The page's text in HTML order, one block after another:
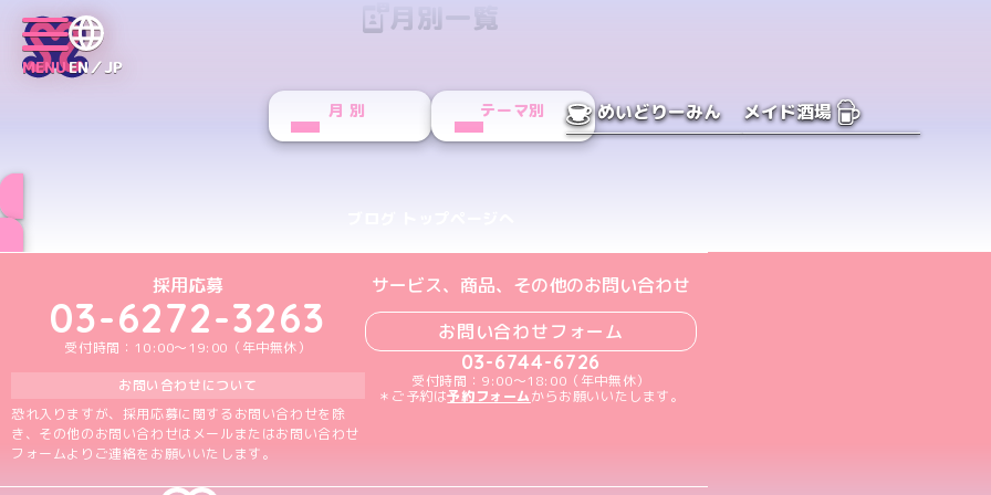
MENUEN／JP
めいどりーみん メイド酒場
月別一覧
月別 テーマ別
めいどりーみんTikTok公式アカウント
めいどりーみんX公式アカウント
めいどりーみんInstagram公式アカウント
めいどりーみんFacebook公式アカウント
めいどりーみんYouTube公式アカウント
採用応募
03-6272-3263
受付時間：10:00～19:00（年中無休）
お問い合わせについて
恐れ入りますが、採用応募に関するお問い合わせを除
き、その他のお問い合わせはメールまたはお問い合わせ
フォームよりご連絡をお願いいたします。
サービス、商品、その他のお問い合わせ
お問い合わせフォーム
03-6744-6726
受付時間：9:00～18:00（年中無休）
＊ご予約は予約フォームからお願いいたします。